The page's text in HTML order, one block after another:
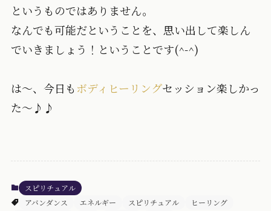
というものではありません。
なんでも可能だということを、思い出して楽しん
でいきましょう！ということです(^-^)
は～、今日も ボディヒーリングセッション楽しかっ
た～♪♪
スピリチュアル
アバンダンス
エネルギー スピリチュアル
ヒーリング